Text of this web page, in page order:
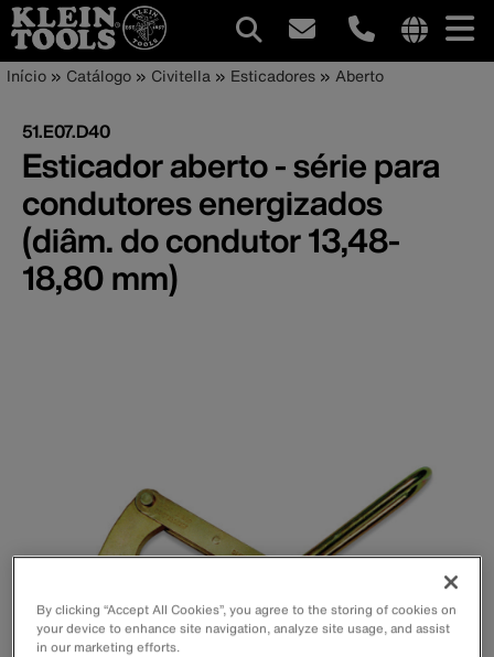
Pular
conteúdo
principal
Navegação
principal
Trilha
de
navegação
Início Catálogo Civitella Esticadores Aberto
51.E07.D40
Esticador aberto - série para
condutores energizados
(diâm. do condutor 13,48-
18,80 mm)
By clicking “Accept All Cookies”, you agree to the storing of cookies on
your device to enhance site navigation, analyze site usage, and assist
in our marketing efforts.